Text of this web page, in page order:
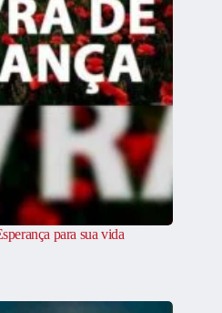
para sua vida